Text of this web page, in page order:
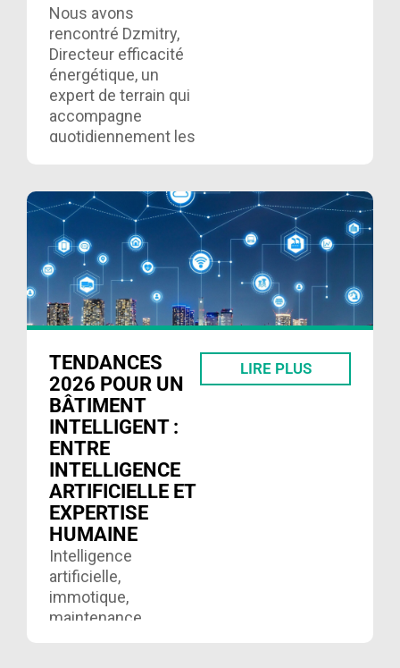
Nous avons
rencontré Dzmitry,
Directeur efficacité
énergétique, un
expert de terrain qui
accompagne
quotidiennement les
performance
énergétique.
Découvrez ses
recommandations.
Lire ici……
TENDANCES
2026 POUR UN
BÂTIMENT
INTELLIGENT :
ENTRE
INTELLIGENCE
ARTIFICIELLE ET
EXPERTISE
HUMAINE
Intelligence
artificielle,
immotique,
maintenance
LIRE PLUS